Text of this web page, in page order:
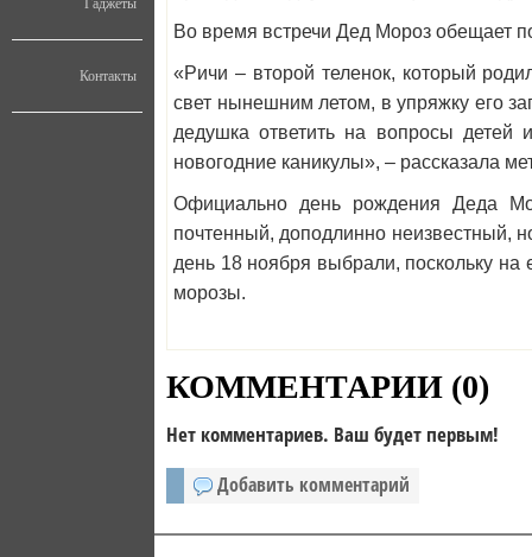
Гаджеты
Контакты
Во время встречи Дед Мороз обещает
«Ричи – второй теленок, который
свет нынешним летом, в упряжку его
дедушка ответить на вопросы
новогодние каникулы», – рассказала
Официально день рождения Деда
почтенный, доподлинно неизвестный,
день 18 ноября выбрали, поскольку
морозы.
КОММЕНТАРИИ (0)
Нет комментариев. Ваш будет первым!
Добавить комментарий